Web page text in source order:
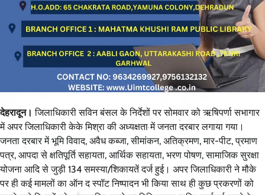
देहरादून। जिलाधिकारी सविन बंसल के निर्देशों पर सोमवार को ऋषिपर्णा सभागार
में अपर जिलाधिकारी केके मिश्रा की अध्यक्षता में जनता दरबार लगाया गया।
जनता दरबार में भूमि विवाद, अवैध कब्जा, सीमांकन, अतिक्रमण, मार-पीट, प्रमाण
पत्र, आपदा से क्षतिपूर्ति सहायता, आर्थिक सहायता, भरण पोषण, सामाजिक सुरक्षा
योजना आदि से जुड़ी 134 समस्या/शिकायतें दर्ज हुई। अपर जिलाधिकारी ने मौके
पर ही कई मामलों का ऑन द स्पॉट निष्पादन भी किया साथ ही कुछ प्रकरणों को